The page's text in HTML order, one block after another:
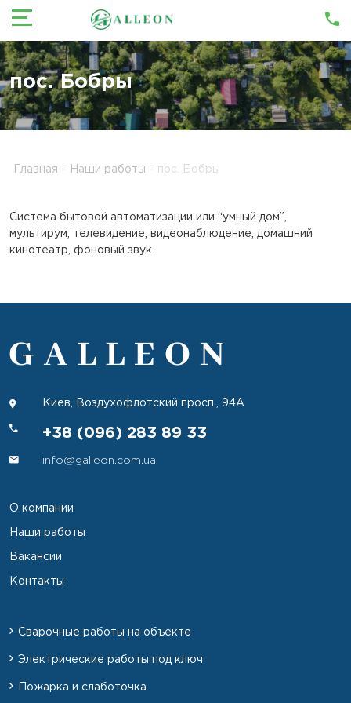
пос. Бобры
Главная - Наши работы - пос. Бобры
Система бытовой автоматизации или “умный дом”,
мультирум, телевидение, видеонаблюдение, домашний
кинотеатр, фоновый звук.
Киев, Воздухофлотский просп., 94А
+38 (096) 283 89 33
info@galleon.com.ua
О компании
Наши работы
Вакансии
Контакты
Сварочные работы на объекте
Электрические работы под ключ
Пожарка и слаботочка